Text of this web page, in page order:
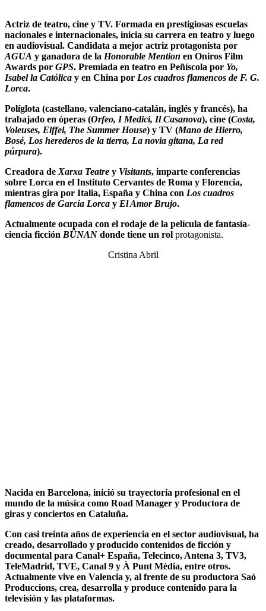
Actriz de teatro, cine y TV. Formada en prestigiosas escuelas
nacionales e internacionales, inicia su carrera en teatro y luego
en audiovisual. Candidata a mejor actriz protagonista por
AGUA y ganadora de la Honorable Mention en Oniros Film
Awards por GPS. Premiada en teatro en Peñíscola por Yo,
Isabel la Católica y en China por Los cuadros flamencos de F. G.
Lorca.
Políglota (castellano, valenciano-catalán, inglés y francés), ha
trabajado en óperas (Orfeo, I Medici, Il Casanova), cine (Costa,
Voleuses, Eiffel, The Summer House) y TV (Mano de Hierro,
Bosé, Los herederos de la tierra, La novia gitana, La red
púrpura).
Creadora de Xarxa Teatre y Visitants, imparte conferencias
sobre Lorca en el Instituto Cervantes de Roma y Florencia,
mientras gira por Italia, España y China con Los cuadros
flamencos de García Lorca y El Amor Brujo.
Actualmente ocupada con el rodaje de la película de fantasía-
ciencia ficción BÛNAN donde tiene un rol protagonista.
Cristina Abril
Nacida en Barcelona, inició su trayectoria profesional en el
mundo de la música como Road Manager y Productora de
giras y conciertos en Cataluña.
Con casi treinta años de experiencia en el sector audiovisual, ha
creado, desarrollado y producido contenidos de ficción y
documental para Canal+ España, Telecinco, Antena 3, TV3,
TeleMadrid, TVE, Canal 9 y À Punt Mèdia, entre otros.
Actualmente vive en Valencia y, al frente de su productora Saó
Produccions, crea, desarrolla y produce contenido para la
televisión y las plataformas.